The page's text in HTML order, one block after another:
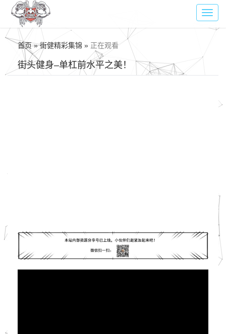
首页 » 街健精彩集锦 » 正在观看
街头健身–单杠前水平之美！